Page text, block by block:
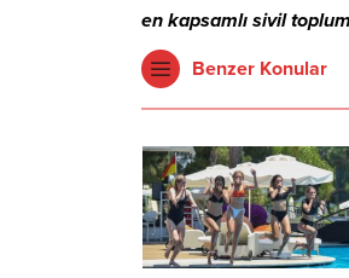
en kapsamlı sivil
Benzer Konular